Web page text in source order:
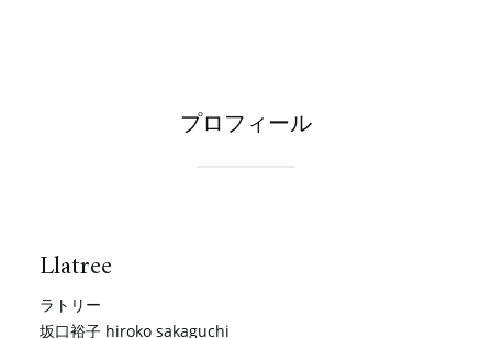
プロフィール
Llatree
ラトリー
坂口裕子 hiroko sakaguchi